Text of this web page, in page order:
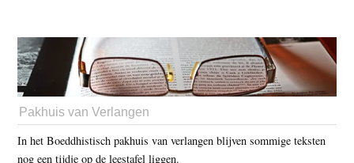
Pakhuis van Verlangen
In het Boeddhistisch pakhuis van verlangen blijven sommige teksten
nog een tijdje op de leestafel liggen.